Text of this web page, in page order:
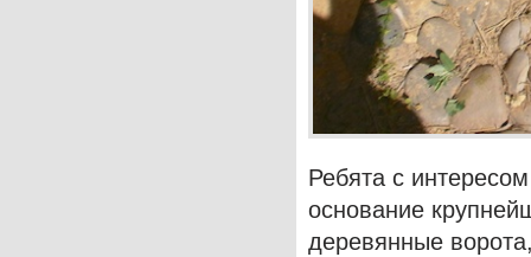
Ребята с
основание
деревянные